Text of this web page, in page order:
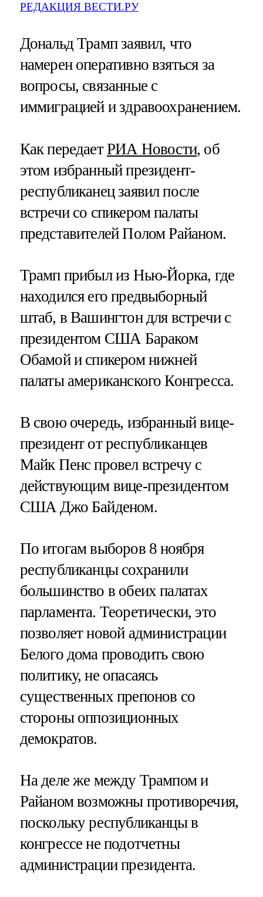
РЕДАКЦИЯ ВЕСТИ.РУ
Дональд Трамп заявил, что
намерен оперативно взяться за
вопросы, связанные с
иммиграцией и здравоохранением.
Как передаетРИА Новости, об
этом избранный президент-
республиканец заявил после
встречи со спикером палаты
представителей Полом Райаном.
Трамп прибыл из Нью-Йорка, где
находился его предвыборный
штаб, в Вашингтон для встречи с
президентом США Бараком
Обамой и спикером нижней
палаты американского Конгресса.
В свою очередь, избранный вице-
президент от республиканцев
Майк Пенс провел встречу с
действующим вице-президентом
США Джо Байденом.
По итогам выборов 8 ноября
республиканцы сохранили
большинство в обеих палатах
парламента. Теоретически, это
позволяет новой администрации
Белого дома проводить свою
политику, не опасаясь
существенных препонов со
стороны оппозиционных
демократов.
На деле же между Трампом и
Райаном возможны противоречия,
поскольку республиканцы в
конгрессе не подотчетны
администрации президента.